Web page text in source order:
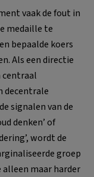
vaak de fout in
medaille te
bepaalde koers
Als een directie
centraal
decentrale
signalen van de
denken’ of
wordt de
groep
maar harder